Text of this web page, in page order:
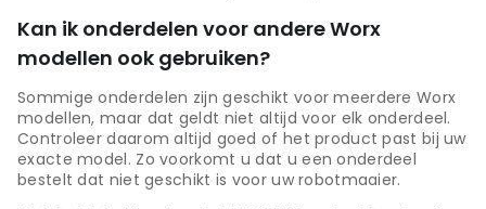
Kan ik onderdelen voor andere Worx
modellen ook gebruiken?
Sommige onderdelen zijn geschikt voor meerdere Worx
modellen, maar dat geldt niet altijd voor elk onderdeel.
Controleer daarom altijd goed of het product past bij uw
exacte model. Zo voorkomt u dat u een onderdeel
bestelt dat niet geschikt is voor uw robotmaaier.